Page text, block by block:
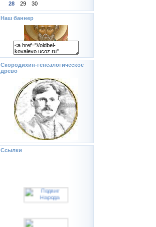
28
29 30
Наш баннер
Скородихин-генеалогическое
древо
Ссылки